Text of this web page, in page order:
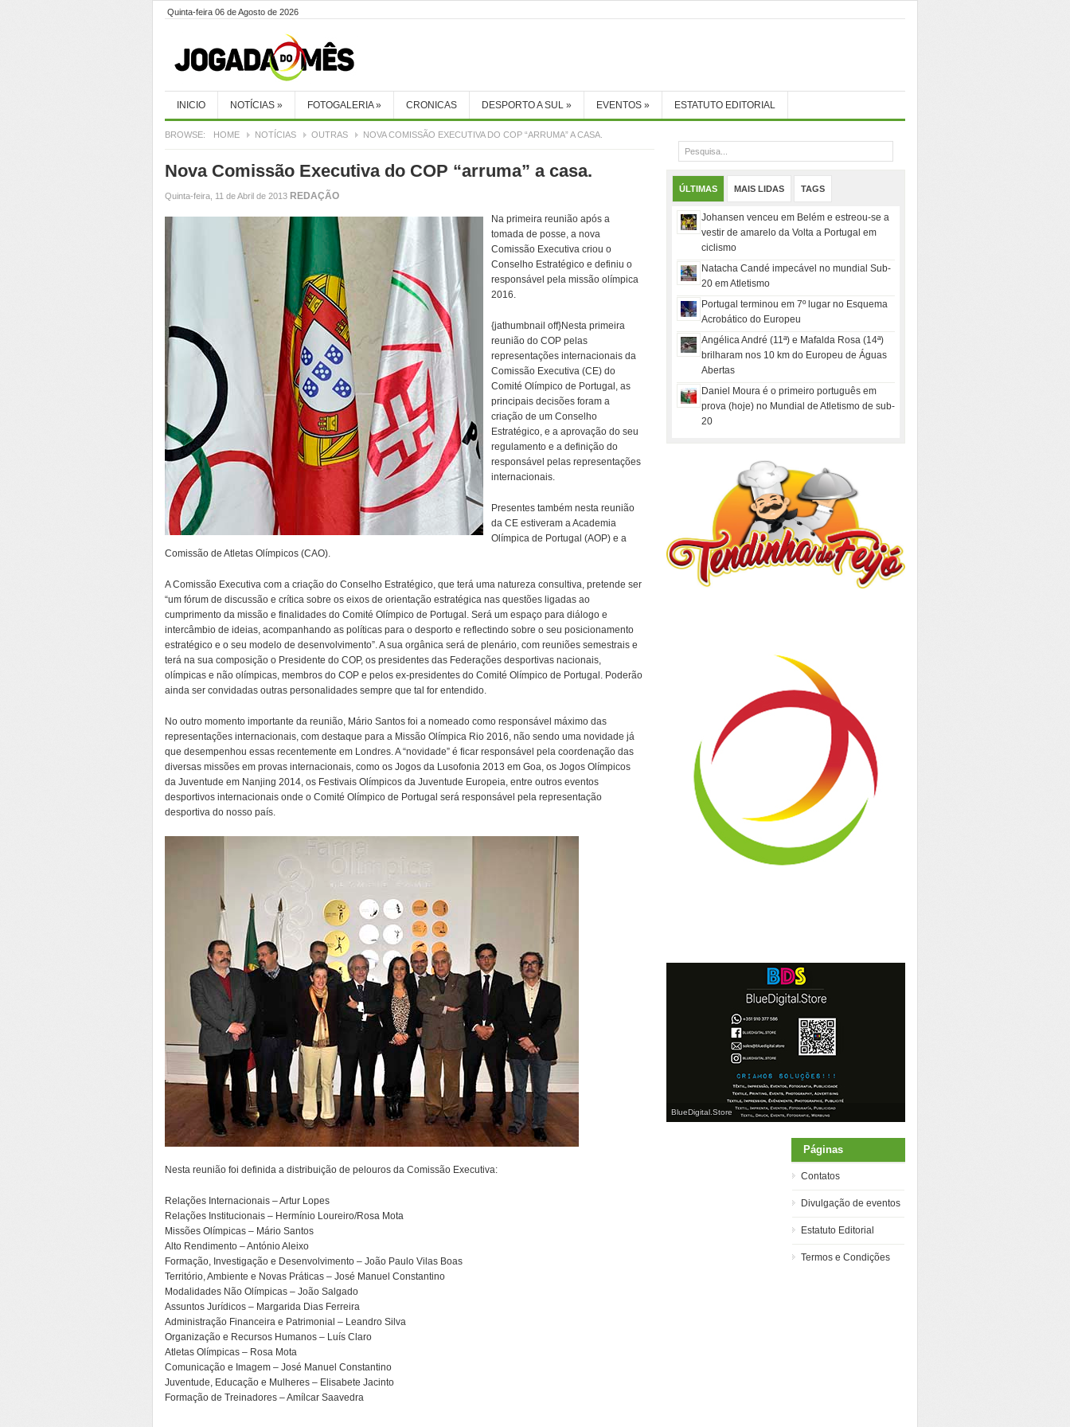
Quinta-feira 06 de Agosto de 2026
INICIO NOTÍCIAS » FOTOGALERIA» CRONICAS DESPORTO A SUL » EVENTOS » ESTATUTO EDITORIAL
BROWSE: HOME NOTÍCIAS OUTRAS NOVA COMISSÃO EXECUTIVA DO COP “ARRUMA” A CASA.
Nova Comissão Executiva do COP “arruma” a casa.
Quinta-feira, 11 de Abril de 2013 REDAÇÃO
Na primeira reunião após a
tomada de posse, a nova
Comissão Executiva criou o
Conselho Estratégico e definiu o
responsável pela missão olímpica
2016.
{jathumbnail off}Nesta primeira
reunião do COP pelas
representações internacionais da
Comissão Executiva (CE) do
Comité Olímpico de Portugal, as
principais decisões foram a
criação de um Conselho
Estratégico, e a aprovação do seu
regulamento e a definição do
responsável pelas representações
internacionais.
Presentes também nesta reunião
da CE estiveram a Academia
Olímpica de Portugal (AOP) e a
Comissão de Atletas Olímpicos (CAO).
A Comissão Executiva com a criação do Conselho Estratégico, que terá uma natureza consultiva, pretende ser
“um fórum de discussão e crítica sobre os eixos de orientação estratégica nas questões ligadas ao
cumprimento da missão e finalidades do Comité Olímpico de Portugal. Será um espaço para diálogo e
intercâmbio de ideias, acompanhando as políticas para o desporto e reflectindo sobre o seu posicionamento
estratégico e o seu modelo de desenvolvimento”. A sua orgânica será de plenário, com reuniões semestrais e
terá na sua composição o Presidente do COP, os presidentes das Federações desportivas nacionais,
olímpicas e não olímpicas, membros do COP e pelos ex-presidentes do Comité Olímpico de Portugal. Poderão
ainda ser convidadas outras personalidades sempre que tal for entendido.
No outro momento importante da reunião, Mário Santos foi a nomeado como responsável máximo das
representações internacionais, com destaque para a Missão Olímpica Rio 2016, não sendo uma novidade já
que desempenhou essas recentemente em Londres. A “novidade” é ficar responsável pela coordenação das
diversas missões em provas internacionais, como os Jogos da Lusofonia 2013 em Goa, os Jogos Olímpicos
da Juventude em Nanjing 2014, os Festivais Olímpicos da Juventude Europeia, entre outros eventos
desportivos internacionais onde o Comité Olímpico de Portugal será responsável pela representação
desportiva do nosso país.
Nesta reunião foi definida a distribuição de pelouros da Comissão Executiva:
Relações Internacionais – Artur Lopes
Relações Institucionais – Hermínio Loureiro/Rosa Mota
Missões Olímpicas – Mário Santos
Alto Rendimento – António Aleixo
Formação, Investigação e Desenvolvimento – João Paulo Vilas Boas
Território, Ambiente e Novas Práticas – José Manuel Constantino
Modalidades Não Olímpicas – João Salgado
Assuntos Jurídicos – Margarida Dias Ferreira
Administração Financeira e Patrimonial – Leandro Silva
Organização e Recursos Humanos – Luís Claro
Atletas Olímpicas – Rosa Mota
Comunicação e Imagem – José Manuel Constantino
Juventude, Educação e Mulheres – Elisabete Jacinto
Formação de Treinadores – Amílcar Saavedra
ÚLTIMAS MAIS LIDAS TAGS
Johansen venceu em Belém e estreou-se a
vestir de amarelo da Volta a Portugal em
ciclismo
Natacha Candé impecável no mundial Sub-
20 em Atletismo
Portugal terminou em 7º lugar no Esquema
Acrobático do Europeu
Angélica André (11ª) e Mafalda Rosa (14ª)
brilharam nos 10 km do Europeu de Águas
Abertas
Daniel Moura é o primeiro português em
prova (hoje) no Mundial de Atletismo de sub-
20
BlueDigital.Store
Páginas
Contatos
Divulgação de eventos
Estatuto Editorial
Termos e Condições